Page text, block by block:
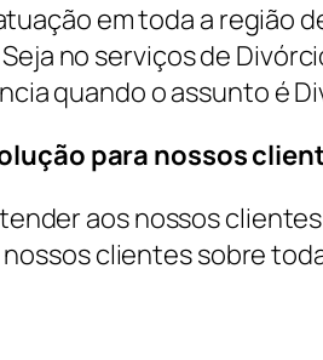
em toda a região
no serviços de
quando o assunto é
para nossos
aos nossos
clientes sobre